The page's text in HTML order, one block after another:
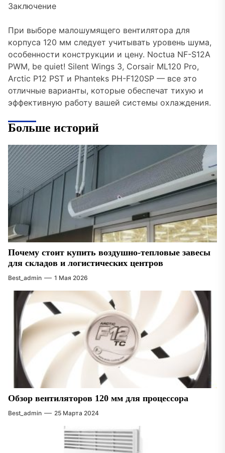
Заключение
При выборе малошумящего вентилятора для
корпуса 120 мм следует учитывать уровень шума,
особенности конструкции и цену. Noctua NF-S12A
PWM, be quiet! Silent Wings 3, Corsair ML120 Pro,
Arctic P12 PST и Phanteks PH-F120SP — все это
отличные варианты, которые обеспечат тихую и
эффективную работу вашей системы охлаждения.
Больше историй
Почему стоит купить воздушно-тепловые завесы
для складов и логистических центров
Best_admin 1 Мая 2026
Обзор вентиляторов 120 мм для процессора
Best_admin 25 Марта 2024